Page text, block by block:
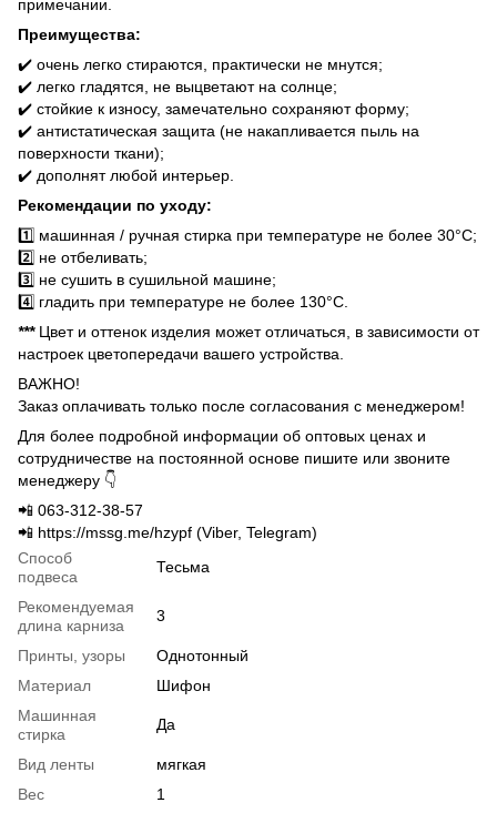
примечании.
Преимущества:
✔️ очень легко стираются, практически не мнутся;
✔️ легко гладятся, не выцветают на солнце;
✔️ стойкие к износу, замечательно сохраняют форму;
✔️ антистатическая защита (не накапливается пыль на
поверхности ткани);
✔️ дополнят любой интерьер.
Рекомендации по уходу:
1️⃣ машинная / ручная стирка при температуре не более 30°C;
2️⃣ не отбеливать;
3️⃣ не сушить в сушильной машине;
4️⃣ гладить при температуре не более 130°C.
***Цвет и оттенок изделия может отличаться, в зависимости от
настроек цветопередачи вашего устройства.
ВАЖНО!
Заказ оплачивать только после согласования с менеджером!
Для более подробной информации об оптовых ценах и
сотрудничестве на постоянной основе пишите или звоните
менеджеру 👇
📲 063-312-38-57
📲 https://mssg.me/hzypf (Viber, Telegram)
Способ
подвеса
Тесьма
Рекомендуемая
длина карниза
3
Принты, узоры
Однотонный
Материал
Шифон
Машинная
стирка
Да
Вид ленты
мягкая
Вес
1